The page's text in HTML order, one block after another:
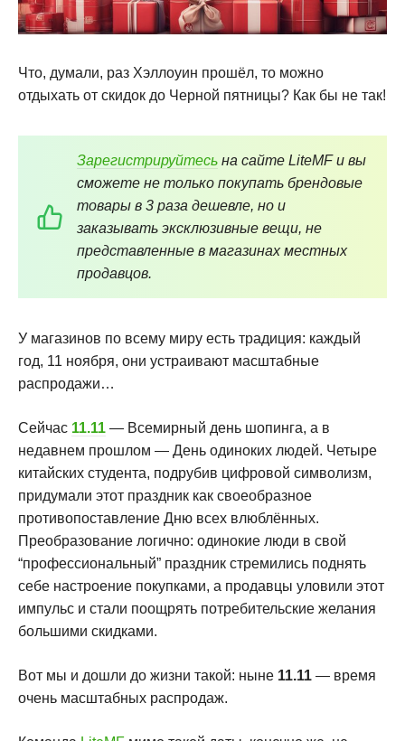
Что, думали, раз Хэллоуин прошёл, то можно
отдыхать от скидок до Черной пятницы? Как бы не так!
Зарегистрируйтесь на сайте LiteMF и вы
сможете не только покупать брендовые
товары в 3 раза дешевле, но и
заказывать эксклюзивные вещи, не
представленные в магазинах местных
продавцов.
У магазинов по всему миру есть традиция: каждый
год, 11 ноября, они устраивают масштабные
распродажи…
Сейчас 11.11 — Всемирный день шопинга, а в
недавнем прошлом — День одиноких людей. Четыре
китайских студента, подрубив цифровой символизм,
придумали этот праздник как своеобразное
противопоставление Дню всех влюблённых.
Преобразование логично: одинокие люди в свой
“профессиональный” праздник стремились поднять
себе настроение покупками, а продавцы уловили этот
импульс и стали поощрять потребительские желания
большими скидками.
Вот мы и дошли до жизни такой: ныне 11.11 — время
очень масштабных распродаж.